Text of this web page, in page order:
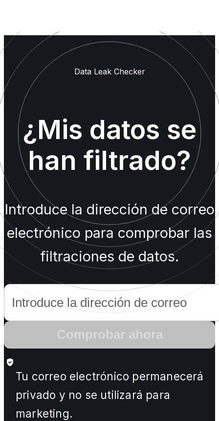
Data Leak Checker
¿Mis datos se
han filtrado?
Introduce la dirección de correo
electrónico para comprobar las
filtraciones de datos.
Comprobar ahora
Tu correo electrónico permanecerá
privado y no se utilizará para
marketing.